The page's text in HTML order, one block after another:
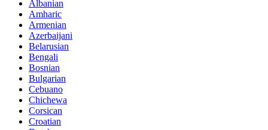
Albanian
Amharic
Armenian
Azerbaijani
Belarusian
Bengali
Bosnian
Bulgarian
Cebuano
Chichewa
Corsican
Croatian